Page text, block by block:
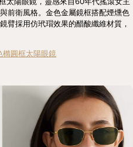
前衛風格。金色金屬鏡框搭配煙燻色
臂採用仿玳瑁效果的醋酸纖維材質，
圓框太陽眼鏡